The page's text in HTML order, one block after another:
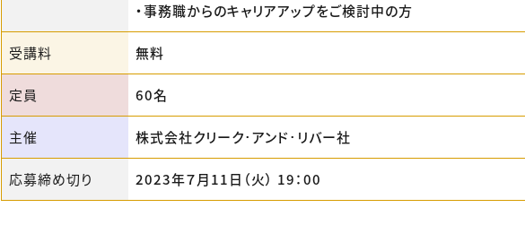
・事務職からのキャリアアップをご検討中の方
受講料 無料
定員 60名
主催 株式会社クリーク･アンド･リバー社
応募締め切り 2023年７月11日（火） 19：00